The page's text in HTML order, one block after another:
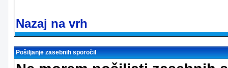
Nazaj na vrh
Pošiljanje zasebnih sporočil